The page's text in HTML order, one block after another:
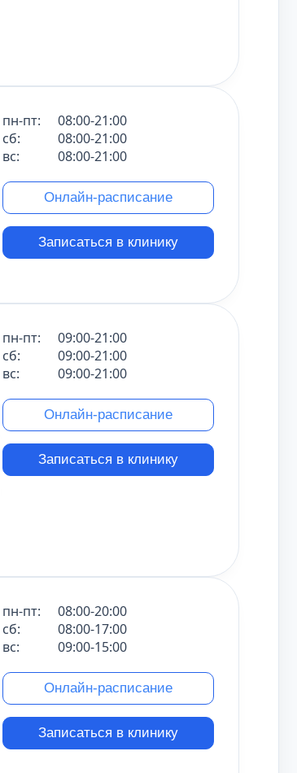
пн-пт:
08:00-21:00
сб:
08:00-21:00
вс:
08:00-21:00
Онлайн-расписание
Записаться в клинику
пн-пт:
09:00-21:00
сб:
09:00-21:00
вс:
09:00-21:00
Онлайн-расписание
Записаться в клинику
пн-пт:
08:00-20:00
сб:
08:00-17:00
вс:
09:00-15:00
Онлайн-расписание
Записаться в клинику